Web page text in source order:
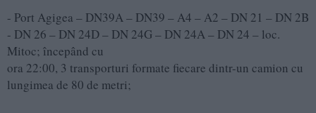
- Port Agigea – DN39A – DN39 – A4 – A2 – DN 21 – DN 2B
- DN 26 – DN 24D – DN 24G – DN 24A – DN 24 – loc.
Mitoc; începând cu
ora 22:00, 3 transporturi formate fiecare dintr-un camion cu
lungimea de 80 de metri;